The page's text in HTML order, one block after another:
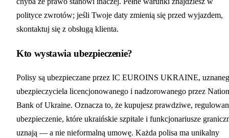
polityce zwrotów; jeśli Twoje daty zmienią się przed wyjazdem,
skontaktuj się z obsługą klienta.
Kto wystawia ubezpieczenie?
Polisy są ubezpieczane przez IC EUROINS UKRAINE,
ubezpieczyciela licencjonowanego i nadzorowanego przez
Bank of Ukraine. Oznacza to, że kupujesz prawdziwe,
ubezpieczenie, które ukraińskie szpitale i funkcjonariusze
uznają — a nie nieformalną umowę. Każda polisa ma unikalny